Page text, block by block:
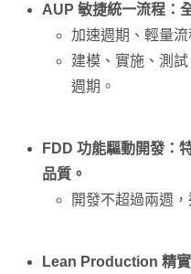
AUP 敏捷統一流程：
加速週期、輕量流
建模、實施、測
週期。
FDD 功能驅動開發：
品質。
開發不超過兩週
Lean Production 精